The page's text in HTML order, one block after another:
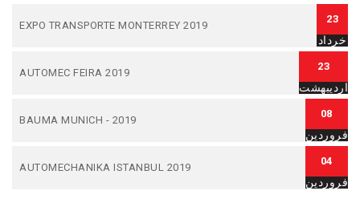
EXPO TRANSPORTE MONTERREY 2019
23
خرداد
AUTOMEC FEIRA 2019
23
اردیبهشت
BAUMA MUNICH - 2019
08
فروردین
AUTOMECHANIKA ISTANBUL 2019
04
فروردین